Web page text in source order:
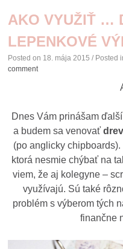
AKO VYUŽIŤ …
LEPENKOVÉ
Posted on 18. mája 2015 / Posted
comment
Dnes Vám prinášam
a budem sa venovať
(po anglicky
ktorá nesmie chýbať na
viem, že aj kolegyne –
využívajú. Sú také
problém s výberom tých
finančne